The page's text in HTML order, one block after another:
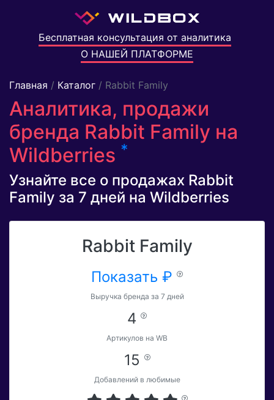
Бесплатная консультация от аналитика
О НАШЕЙ ПЛАТФОРМЕ
Главная / Каталог / Rabbit Family
Аналитика, продажи
бренда Rabbit Family на
Wildberries *
Узнайте все о продажах Rabbit
Family за 7 дней на Wildberries
Rabbit Family
Показать ₽
Выручка бренда за 7 дней
4
Артикулов на WB
15
Добавлений в любимые